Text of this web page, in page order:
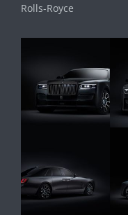
Rolls-Royce